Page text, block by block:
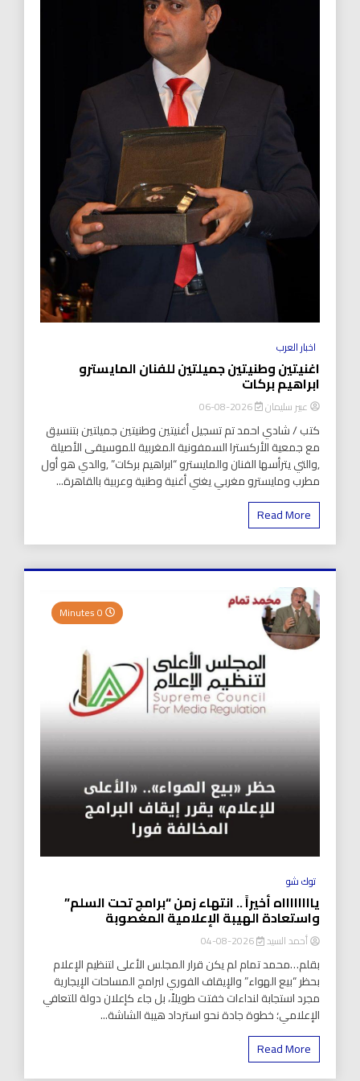
اخبار العرب
اغنيتين وطنيتين جميلتين للفنان المايسترو
ابراهيم بركات
عبير سليمان 2026-08-06
كتب / شادي احمد تم تسجيل أغنيتين وطنيتين جميلتين بتنسيق
مع جمعية الأركسترا السمفونية المغربية للموسيقى الأصيلة
,والتي يترأسها الفنان والمايسترو “ابراهيم بركات” ,والدي هو أول
مطرب ومايسترو مغربي يغني أغنية وطنية وعربية بالقاهرة...
Read More
توك شو
يااااااااه أخيراً .. انتهاء زمن “برامج تحت السلم”
واستعادة الهيبة الإعلامية المغصوبة
أحمد السيد 2026-08-04
بقلم…محمد تمام لم يكن قرار المجلس الأعلى لتنظيم الإعلام
بحظر “بيع الهواء” والإيقاف الفوري لبرامج المساحات الإيجارية
مجرد استجابة لنداءات خفتت طويلاً، بل جاء كإعلان دولة للتعافي
الإعلامي؛ خطوة جادة نحو استرداد هيبة الشاشة...
Read More